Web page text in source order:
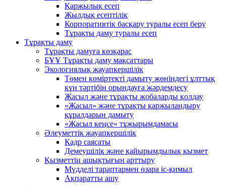
Қаржылық есеп
Жылдық есептілік
Корпоративтік басқару туралы есеп беру
Тұрақты даму туралы есеп
Тұрақты даму
Тұрақты дамуға көзқарас
БҰҰ Тұрақты даму мақсаттары
Экологиялық жауапкершілік
Төмен көміртекті дамыту жөніндегі ұлттық
күн тәртібін орындауға жәрдемдесу
Жасыл және тұрақты жобаларды қолдау
«Жасыл» және тұрақты қаржыландыру
құралдарын дамыту
«Жасыл кеңсе» тұжырымдамасы
Әлеуметтік жауапкершілік
Кадр саясаты
Демеушілік және қайырымдылық қызмет
Қызметтің ашықтығын арттыру
Мүдделі тараптармен өзара іс-қимыл
Ақпаратты ашу